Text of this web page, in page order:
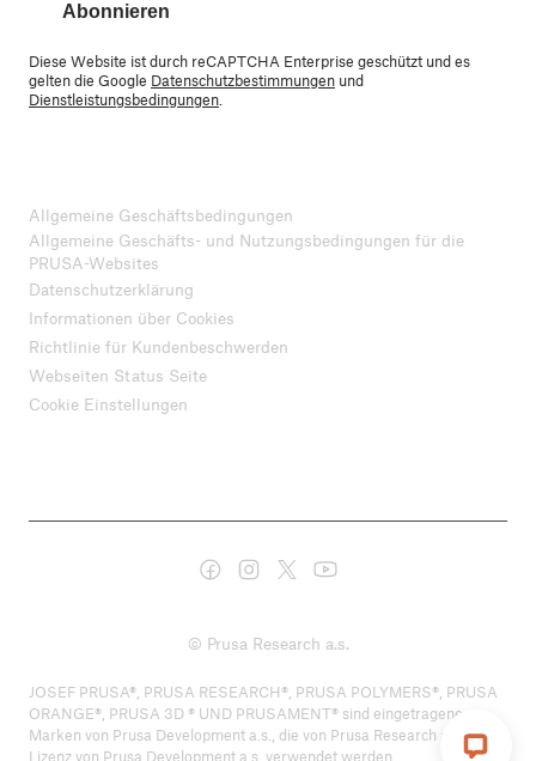
Abonnieren
Diese Website ist durch reCAPTCHA Enterprise geschützt und es
gelten die Google Datenschutzbestimmungen und
Dienstleistungsbedingungen
Allgemeine Geschäftsbedingungen
Allgemeine Geschäfts- und Nutzungsbedingungen für die
PRUSA-Websites
Datenschutzerklärung
Informationen über Cookies
Richtlinie für Kundenbeschwerden
Webseiten Status Seite
Cookie Einstellungen
© Prusa Research a.s.
JOSEF PRUSA®, PRUSA RESEARCH®, PRUSA POLYMERS®, PRUSA
ORANGE®, PRUSA 3D ® UND PRUSAMENT® sind eingetragene
Marken von Prusa Development a.s., die von Prusa Research a.s. unter
Lizenz von Prusa Development a.s. verwendet werden.